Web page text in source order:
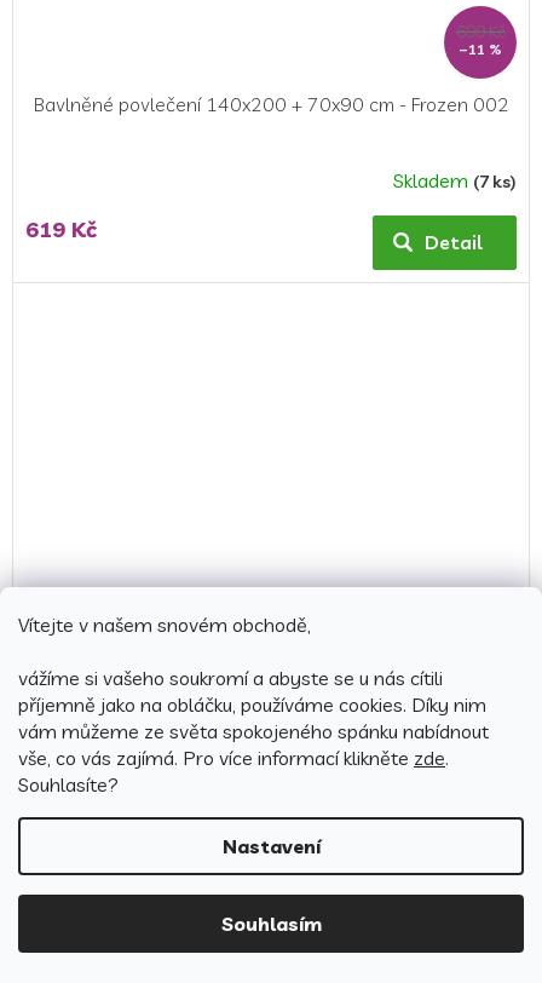
Vítejte v našem snovém obchodě,
vážíme si vašeho soukromí a abyste se u nás cítili
příjemně jako na obláčku, používáme cookies. Díky nim
vám můžeme ze světa spokojeného spánku nabídnout
vše, co vás zajímá. Pro více informací klikněte zde.
Souhlasíte?
Nastavení
Souhlasím
699 Kč
–11 %
Bavlněné povlečení 140x200 + 70x90 cm - Frozen 002
Skladem (7 ks)
619 Kč Detail
Bavlněné povlečení 140x200 + 70x90 cm - Frozen 01
Průměrné
hodnocení
produktu
4,5
hvězdiček.
Skladem
599 Kč